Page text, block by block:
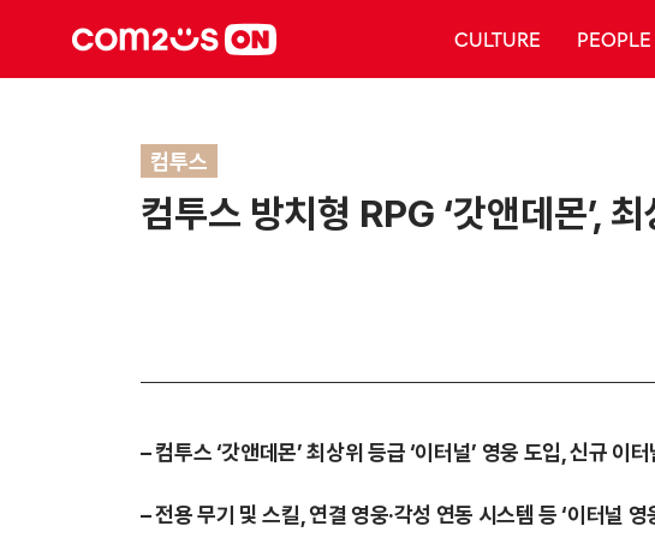
CULTURE PEOPLE
컴투스
컴투스 방치형 RPG ‘갓앤데몬’,
–컴투스 ‘갓앤데몬’ 최상위 등급 ‘이터널’ 영웅 도입, 신규 이
–전용 무기 및 스킬, 연결 영웅·각성 연동 시스템 등 ‘이터널 영